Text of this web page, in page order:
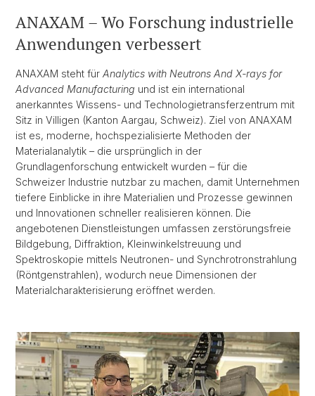
ANAXAM – Wo Forschung industrielle
Anwendungen verbessert
ANAXAM steht für Analytics with Neutrons And X-rays for
Advanced Manufacturing und ist ein international
anerkanntes Wissens- und Technologietransferzentrum mit
Sitz in Villigen (Kanton Aargau, Schweiz). Ziel von ANAXAM
ist es, moderne, hochspezialisierte Methoden der
Materialanalytik – die ursprünglich in der
Grundlagenforschung entwickelt wurden – für die
Schweizer Industrie nutzbar zu machen, damit Unternehmen
tiefere Einblicke in ihre Materialien und Prozesse gewinnen
und Innovationen schneller realisieren können. Die
angebotenen Dienstleistungen umfassen zerstörungsfreie
Bildgebung, Diffraktion, Kleinwinkelstreuung und
Spektroskopie mittels Neutronen- und Synchrotronstrahlung
(Röntgenstrahlen), wodurch neue Dimensionen der
Materialcharakterisierung eröffnet werden.